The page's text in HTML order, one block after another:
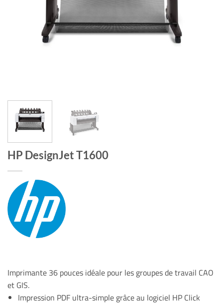
HP DesignJet T1600
Imprimante 36 pouces idéale pour les groupes de travail CAO
et GIS.
Impression PDF ultra-simple grâce au logiciel HP Click